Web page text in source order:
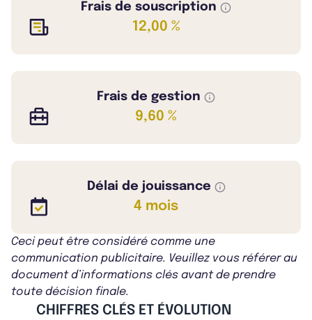
Frais de souscription
12,00 %
Frais de gestion
9,60 %
Délai de jouissance
4 mois
Ceci peut être considéré comme une
communication publicitaire. Veuillez vous référer au
document d’informations clés avant de prendre
toute décision finale.
CHIFFRES CLÉS ET ÉVOLUTION